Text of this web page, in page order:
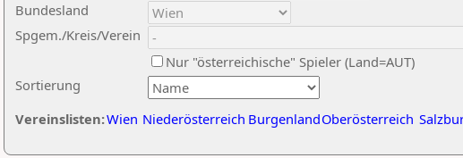
Sortierung
Bundesland
Spgem./Kreis/Verein
Nur "österreichische" Spieler (Land=AUT)
Vereinslisten:Wien Niederösterreich BurgenlandOberösterreich